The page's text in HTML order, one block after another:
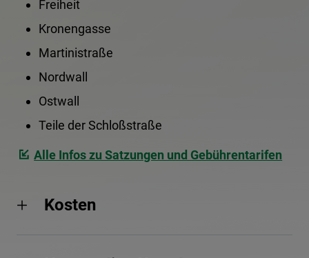
Freiheit
Kronengasse
Martinistraße
Nordwall
Ostwall
Teile der Schloßstraße
Alle Infos zu Satzungen und Gebührentarifen
Kosten